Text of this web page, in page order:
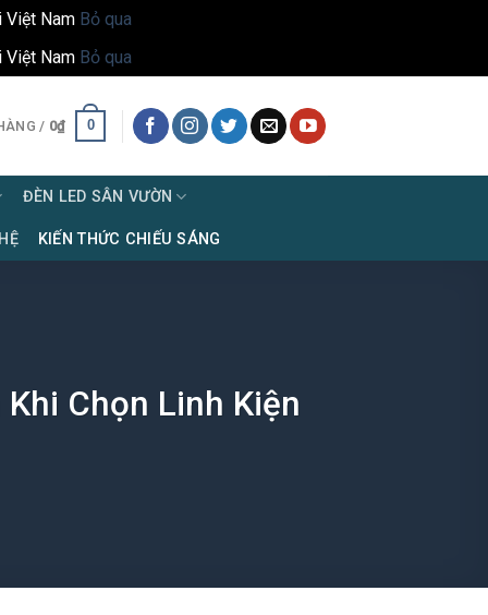
Việt Nam Bỏ qua
Việt Nam Bỏ qua
/ 0₫ 0
ĐÈN LED SÂN VƯỜN
KIẾN THỨC CHIẾU SÁNG
Chọn Linh Kiện